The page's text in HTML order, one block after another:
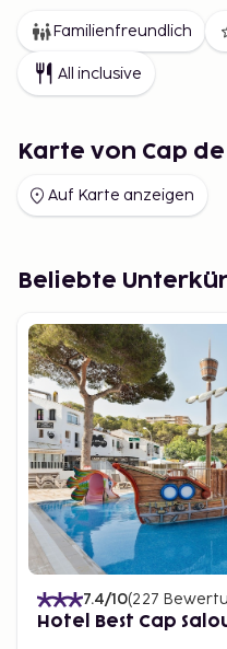
Familienfreundlich
All inclusive
Karte von Cap
Auf Karte anzeigen
Beliebte
7.4/10(227
Hotel Best Cap